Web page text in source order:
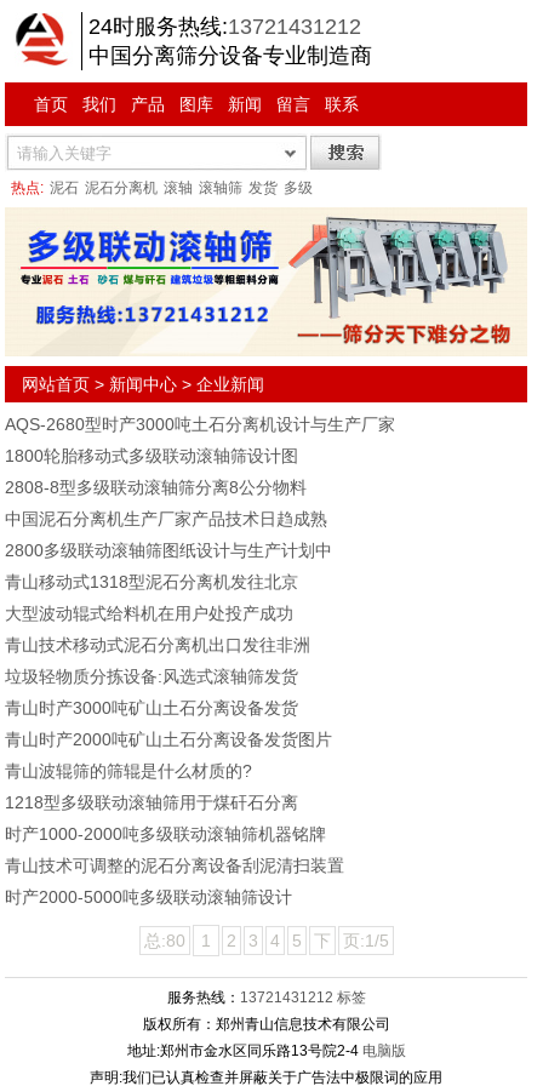
24时服务热线:13721431212
中国分离筛分设备专业制造商
首页 我们 产品 图库 新闻 留言 联系
热点: 泥石 泥石分离机 滚轴 滚轴筛 发货 多级
网站首页 > 新闻中心 >企业新闻
AQS-2680型时产3000吨土石分离机设计与生产厂家
1800轮胎移动式多级联动滚轴筛设计图
2808-8型多级联动滚轴筛分离8公分物料
中国泥石分离机生产厂家产品技术日趋成熟
2800多级联动滚轴筛图纸设计与生产计划中
青山移动式1318型泥石分离机发往北京
大型波动辊式给料机在用户处投产成功
青山技术移动式泥石分离机出口发往非洲
垃圾轻物质分拣设备:风选式滚轴筛发货
青山时产3000吨矿山土石分离设备发货
青山时产2000吨矿山土石分离设备发货图片
青山波辊筛的筛辊是什么材质的?
1218型多级联动滚轴筛用于煤矸石分离
时产1000-2000吨多级联动滚轴筛机器铭牌
青山技术可调整的泥石分离设备刮泥清扫装置
时产2000-5000吨多级联动滚轴筛设计
总:80 1 2 3 4 5 下 页:1/5
服务热线： 13721431212 标签
版权所有：郑州青山信息技术有限公司
地址:郑州市金水区同乐路13号院2-4 电脑版
声明:我们已认真检查并屏蔽关于广告法中极限词的应用